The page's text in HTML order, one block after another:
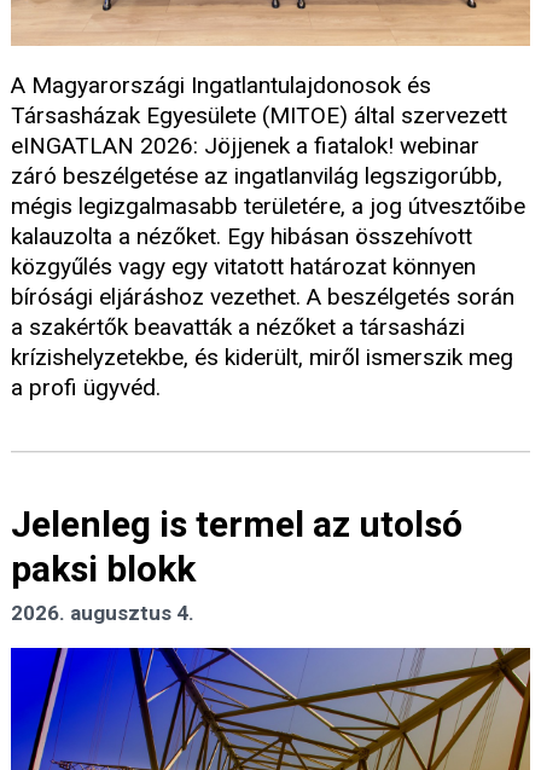
A Magyarországi Ingatlantulajdonosok és
Társasházak Egyesülete (MITOE) által szervezett
eINGATLAN 2026: Jöjjenek a fiatalok! webinar
záró beszélgetése az ingatlanvilág legszigorúbb,
mégis legizgalmasabb területére, a jog útvesztőibe
kalauzolta a nézőket. Egy hibásan összehívott
közgyűlés vagy egy vitatott határozat könnyen
bírósági eljáráshoz vezethet. A beszélgetés során
a szakértők beavatták a nézőket a társasházi
krízishelyzetekbe, és kiderült, miről ismerszik meg
a profi ügyvéd.
Jelenleg is termel az utolsó
paksi blokk
2026. augusztus 4.